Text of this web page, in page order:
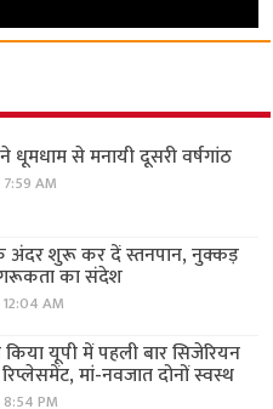
धूमधाम से मनायी दूसरी वर्षगांठ
AM
शुरू कर दें स्तनपान, नुक्कड़
का संदेश
AM
यूपी में पहली बार सिजेरियन
मां-नवजात दोनों स्वस्थ
PM